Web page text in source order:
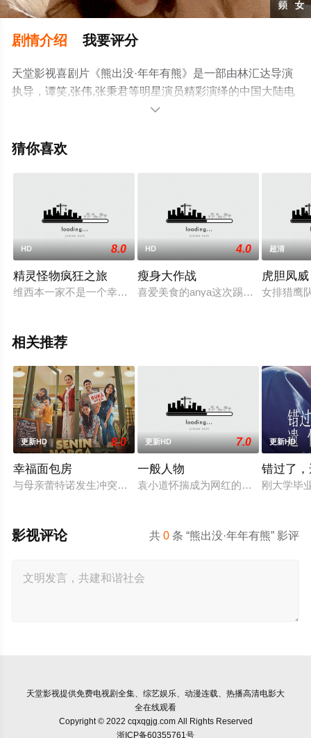
剧情介绍 我要评分
天堂影视喜剧片《熊出没·年年有熊》是一部由林汇达导演
执导，谭笑,张伟,张秉君等明星演员精彩演绎的中国大陆电
影，手机免费观看高清无删减完整版电影大全就上天堂电
等平台了解。

猜你喜欢
HD 8.0
精灵怪物疯狂之旅
维西本一家不是一个幸福的家庭。妈妈，埃玛，经营一家深受
HD 4.0
瘦身大作战
喜爱美食的anya这次踢到了铁板，
超清
虎胆凤威
女排猎鹰
相关推荐
更新HD 8.0
幸福面包房
与母亲蕾特诺发生冲突后，穆蒂亚离家出走，决心证明自己的独
更新HD 7.0
一般人物
袁小道怀揣成为网红的梦想创作短视
更新HD
错过了
刚大学毕
共0 条 “熊出没·年年有熊” 影评
影视评论
天堂影视提供免费电视剧全集、综艺娱乐、动漫连载、热播高清电影大
全在线观看
Copyright © 2022 cqxqgjg.com All Rights Reserved
浙ICP备60355761号